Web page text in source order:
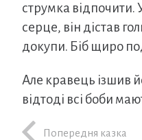
струмка відпочити.
серце, він дістав
докупи. Біб щиро
Але кравець ізшив
відтоді всі боби
Попередня казка